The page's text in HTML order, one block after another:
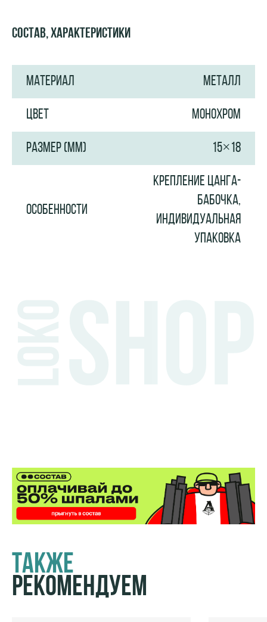
Состав, характеристики
МАТЕРИАЛ МЕТАЛЛ
ЦВЕТ МОНОХРОМ
РАЗМЕР (ММ) 15×18
ОСОБЕННОСТИ
КРЕПЛЕНИЕ ЦАНГА-
БАБОЧКА,
ИНДИВИДУАЛЬНАЯ
УПАКОВКА
Также
Рекомендуем